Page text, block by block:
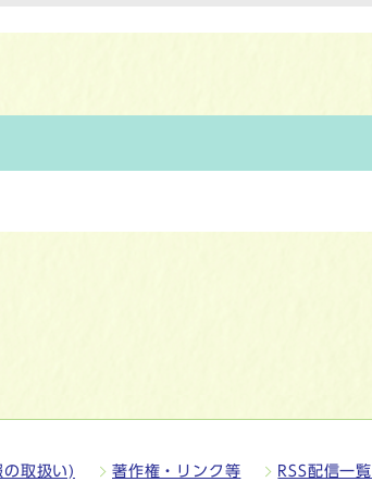
取扱い) 著作権・リンク等 RSS配信一覧